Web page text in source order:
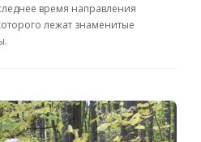
время направления
лежат знаменитые